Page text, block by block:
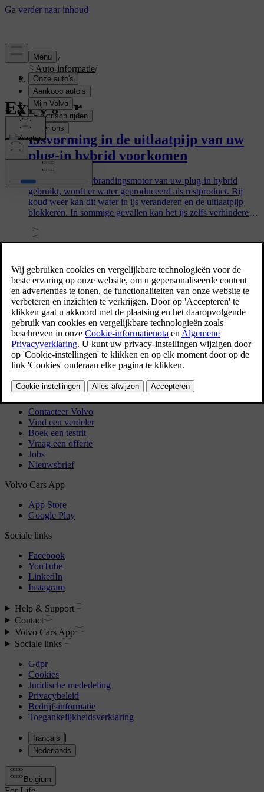
Support/
Auto-informatie/
Exterieur
Exterieur
IJsvorming in de uitlaatpijp van uw
plug-in hybrid voorkomen
Wanneer u de verbrandingsmotor van uw plug-in hybrid
gebruikt, wordt er water geproduceerd als restproduct. Bij
koud weer kan dit water in ijs veranderen en de uitlaatpijp
blokkeren. In sommige gevallen kan het ijs zelfs verhinderen
dit te voorkomen.